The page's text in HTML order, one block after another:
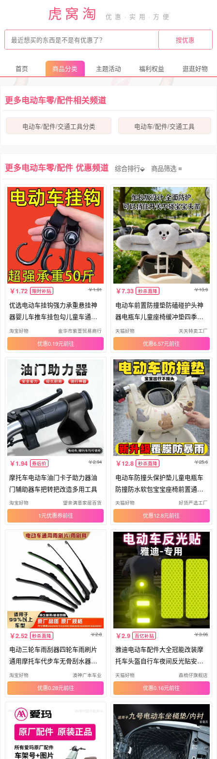
虎窝淘
首页 商品分类 主题活动 福利权益 逛逛好物
更多电动车零/配件相关频道
电动车/配件/交通工具分类 电动车/配件/交通工具
更多电动车零/配件 优惠频道 综合排行⬙ 商品筛选
1.72 限时补贴 1.91
优选电动车挂钩强力承重悬挂神
器婴儿车推车挂包勾儿童车通用
钩子
淘宝好物 金华市紫萱贸易商行
优惠0.19元
7.33 秒杀直降 13.9
电动车前置防撞垫防磕碰护头神
器电瓶车儿童座椅缓冲垫四季自
行车
天猫好物 天天特卖工厂
优惠6.57元
1.94 券后价 2.94
摩托车电动车油门卡子助力器油
门辅助器车把转把改造多用工具
淘宝好物 望亲满意家居百货
1元优惠券
12.8 秒杀直降 25.6
电动车防撞头保护垫儿童电瓶车
防撞防水软包宝宝座椅前置通用
覆膜
天猫好物 好货严选工厂
优惠12.8元
2.52 秒杀直降 2.8
电动三轮车雨刮器四轮车雨刷片
通用摩托车代步车无骨刮水器雨
刷臂
淘宝好物 澳神广本车业
优惠0.28元
2.9 百亿补贴 3.06
雅迪电动车配件大全冠能改装摩
托车头盔自行车夜间反光贴安全
警示
天猫好物 森梳仔旗舰店
优惠0.16元